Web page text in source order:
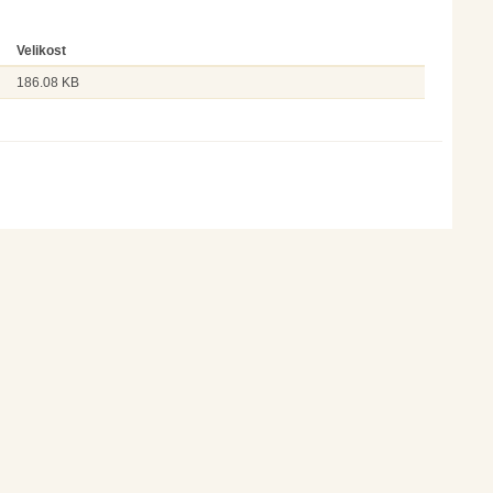
Velikost
186.08 KB